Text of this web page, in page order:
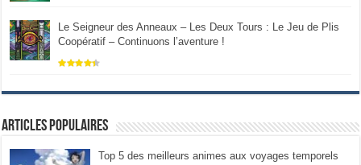
Le Seigneur des Anneaux – Les Deux Tours : Le Jeu de Plis
Coopératif – Continuons l’aventure !
Articles populaires
Top 5 des meilleurs animes aux voyages temporels